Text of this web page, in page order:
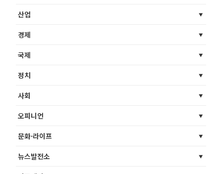
산업
경제
국제
정치
사회
오피니언
문화·라이프
뉴스발전소